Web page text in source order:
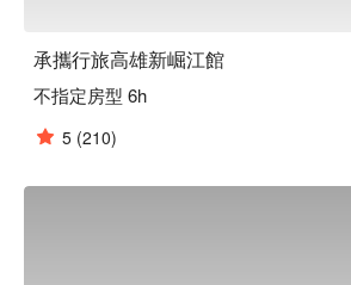
承攜行旅高雄新崛江館
不指定房型 6h
5 (210)